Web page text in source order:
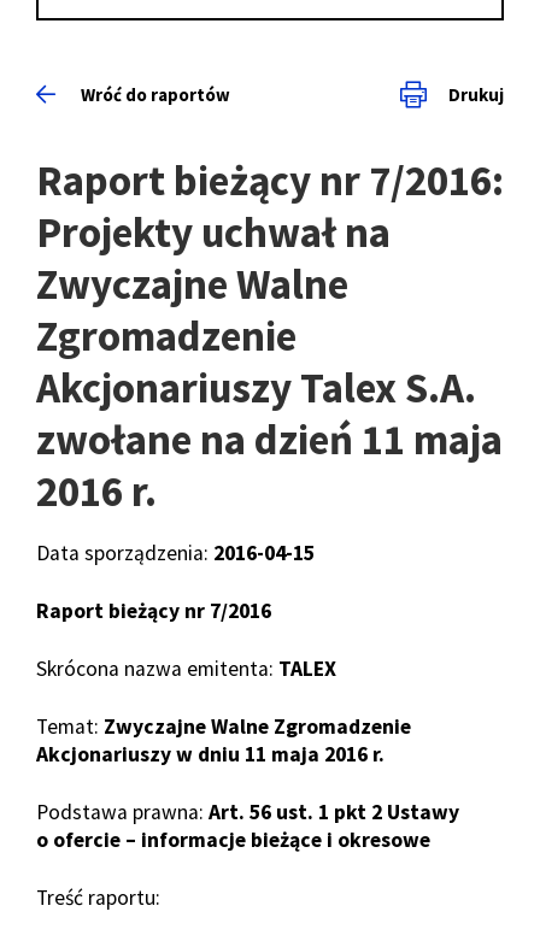
Wróć do raportów Drukuj
Raport bieżący nr 7/2016:
Projekty uchwał na
Zwyczajne Walne
Zgromadzenie
Akcjonariuszy Talex S.A.
zwołane na dzień 11 maja
2016 r.
Data sporządzenia: 2016-04-15
Raport bieżący nr 7/2016
Skrócona nazwa emitenta: TALEX
Temat: Zwyczajne Walne Zgromadzenie
Akcjonariuszy w dniu 11 maja 2016 r.
Podstawa prawna: Art. 56 ust. 1 pkt 2 Ustawy
o ofercie – informacje bieżące i okresowe
Treść raportu: